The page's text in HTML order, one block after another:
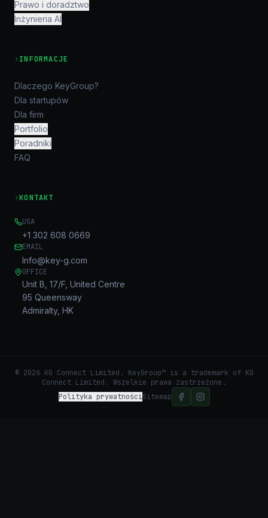
Prawo i doradztwo
Inżynieria AI
› INFORMACJE
Dlaczego KeyGroup?
Dla startupów
Dla firm
Portfolio
Poradniki
FAQ
›KONTAKT
USA
+1 302 608 0669
EMAIL
Info@key-g.com
OFFICE
Unit B, 17/F, United Centre
95 Queensway
Admiralty, HK
© 2026KG Connect Limited. KeyGroup™ is a trademark of KG
Connect Limited. Wszelkie prawa zastrzeżone.
Polityka prywatnościSitemap